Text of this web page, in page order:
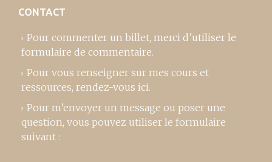
CONTACT
Pour commenter un billet, merci d’utiliser le
formulaire de commentaire.
Pour vous renseigner sur mes cours et
ressources, rendez-vous ici.
Pour m’envoyer un message ou poser une
question, vous pouvez utiliser le formulaire
suivant :